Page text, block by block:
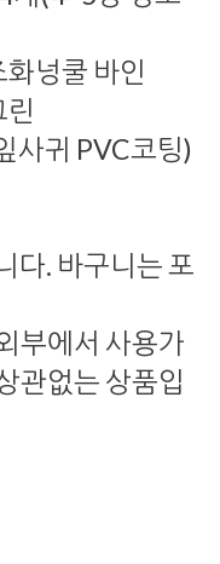
넝쿨 바인
사귀 PVC코팅)
다. 바구니는 포
부에서 사용가
관없는 상품입